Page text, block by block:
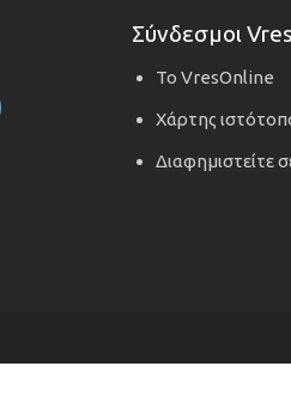
Σύνδεσμοι
Το VresOnline
Χάρτης
Διαφημιστείτε